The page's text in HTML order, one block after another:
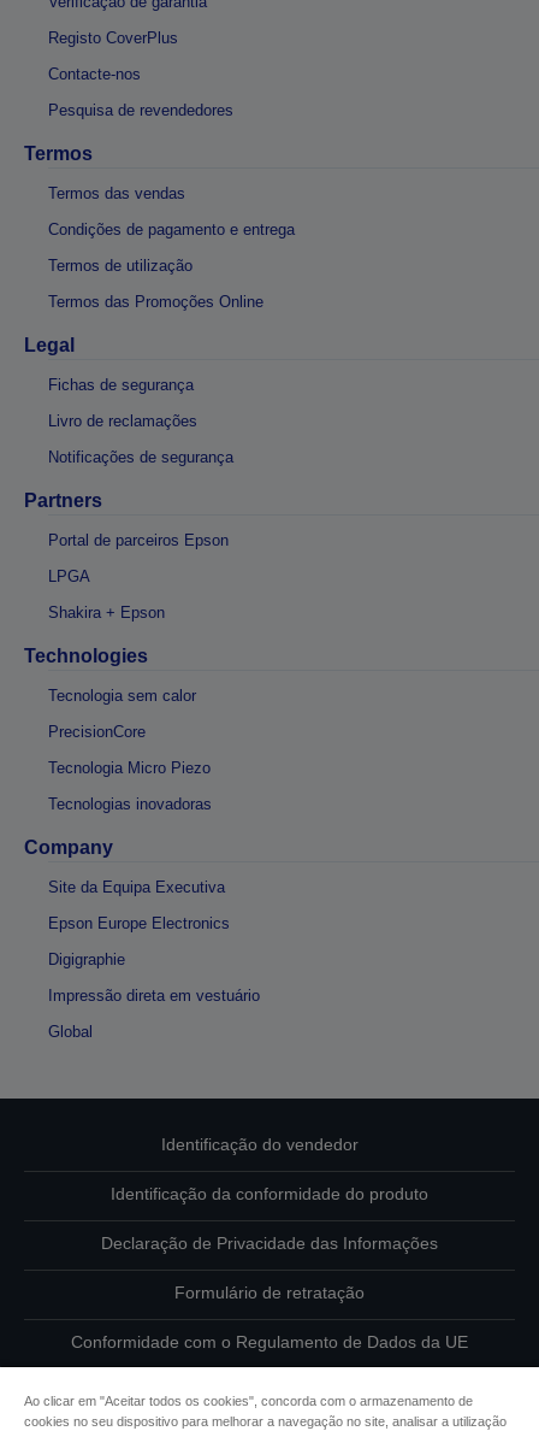
Registo CoverPlus
Contacte-nos
Pesquisa de revendedores
Termos
Termos das vendas
Condições de pagamento e entrega
Termos de utilização
Termos das Promoções Online
Legal
Fichas de segurança
Livro de reclamações
Notificações de segurança
Partners
Portal de parceiros Epson
LPGA
Shakira + Epson
Technologies
Tecnologia sem calor
PrecisionCore
Tecnologia Micro Piezo
Tecnologias inovadoras
Company
Site da Equipa Executiva
Epson Europe Electronics
Digigraphie
Impressão direta em vestuário
Global
Identificação do vendedor
Identificação da conformidade do produto
Declaração de Privacidade das Informações
Formulário de retratação
Conformidade com o Regulamento de Dados da UE
Contacte-nos sobre os seus dados
Ao clicar em "Aceitar todos os cookies", concorda com o armazenamento de
cookies no seu dispositivo para melhorar a navegação no site, analisar a utilização